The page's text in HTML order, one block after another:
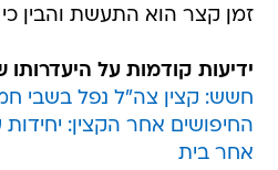
זמן קצר הוא התעשת והבין כי
ידיעות קודמות על היעדרותו
חשש: קצין צה"ל נפל בשבי
החיפושים אחר הקצין: יחידות
אחר בית